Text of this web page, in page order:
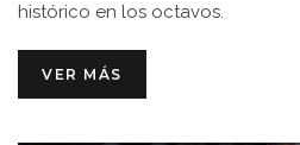
histórico en los octavos.
VER MÁS